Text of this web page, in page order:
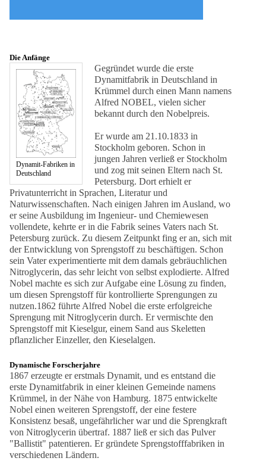
Die Anfänge
Dynamit-Fabriken in
Deutschland
Gegründet wurde die erste
Dynamitfabrik in Deutschland in
Krümmel durch einen Mann namens
Alfred NOBEL, vielen sicher
bekannt durch den Nobelpreis.
Er wurde am 21.10.1833 in
Stockholm geboren. Schon in
jungen Jahren verließ er Stockholm
und zog mit seinen Eltern nach St.
Petersburg. Dort erhielt er
Privatunterricht in Sprachen, Literatur und
Naturwissenschaften. Nach einigen Jahren im Ausland, wo
er seine Ausbildung im Ingenieur- und Chemiewesen
vollendete, kehrte er in die Fabrik seines Vaters nach St.
Petersburg zurück. Zu diesem Zeitpunkt fing er an, sich mit
der Entwicklung von Sprengstoff zu beschäftigen. Schon
sein Vater experimentierte mit dem damals gebräuchlichen
Nitroglycerin, das sehr leicht von selbst explodierte. Alfred
Nobel machte es sich zur Aufgabe eine Lösung zu finden,
um diesen Sprengstoff für kontrollierte Sprengungen zu
nutzen.1862 führte Alfred Nobel die erste erfolgreiche
Sprengung mit Nitroglycerin durch. Er vermischte den
Sprengstoff mit Kieselgur, einem Sand aus Skeletten
pflanzlicher Einzeller, den Kieselalgen.
Dynamische Forscherjahre
1867 erzeugte er erstmals Dynamit, und es entstand die
erste Dynamitfabrik in einer kleinen Gemeinde namens
Krümmel, in der Nähe von Hamburg. 1875 entwickelte
Nobel einen weiteren Sprengstoff, der eine festere
Konsistenz besaß, ungefährlicher war und die Sprengkraft
von Nitroglycerin übertraf. 1887 ließ er sich das Pulver
"Ballistit" patentieren. Er gründete Sprengstofffabriken in
verschiedenen Ländern.